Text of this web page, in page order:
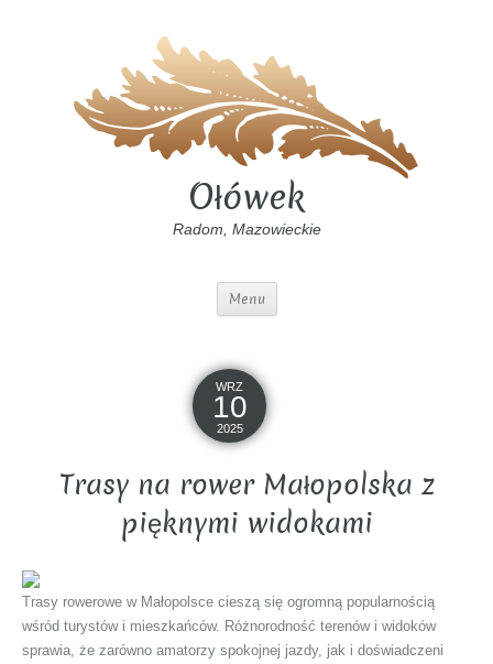
Ołówek
Radom, Mazowieckie
Menu
WRZ
10
2025
Trasy na rower Małopolska z
pięknymi widokami
Trasy rowerowe w Małopolsce cieszą się ogromną popularnością
wśród turystów i mieszkańców. Różnorodność terenów i widoków
sprawia, że zarówno amatorzy spokojnej jazdy, jak i doświadczeni